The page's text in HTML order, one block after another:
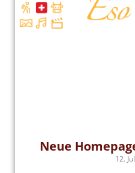
Neue
12.